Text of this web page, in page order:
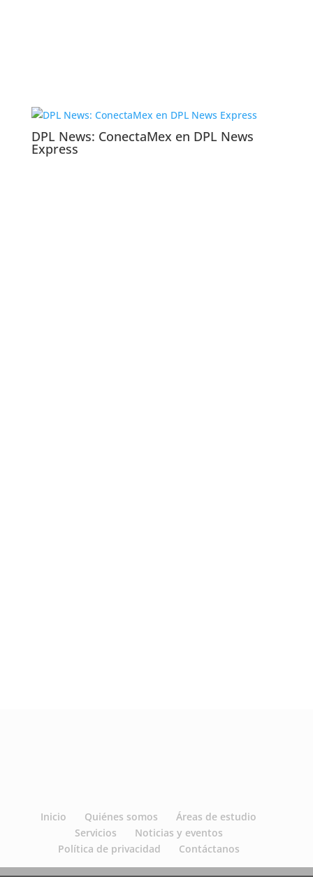
DPL News: ConectaMex en DPL News
Express
Inicio Quiénes somos
Áreas de estudio
Servicios
Noticias y eventos
Política de privacidad
Contáctanos